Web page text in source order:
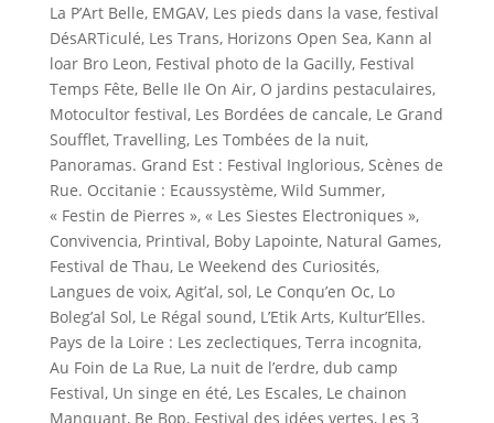
La P’Art Belle, EMGAV, Les pieds dans la vase, festival
DésARTiculé, Les Trans, Horizons Open Sea, Kann al
loar Bro Leon, Festival photo de la Gacilly, Festival
Temps Fête, Belle Ile On Air, O jardins pestaculaires,
Motocultor festival, Les Bordées de cancale, Le Grand
Soufflet, Travelling, Les Tombées de la nuit,
Panoramas. Grand Est : Festival Inglorious, Scènes de
Rue. Occitanie : Ecaussystème, Wild Summer,
« Festin de Pierres », « Les Siestes Electroniques »,
Convivencia, Printival, Boby Lapointe, Natural Games,
Festival de Thau, Le Weekend des Curiosités,
Langues de voix, Agit’al, sol, Le Conqu’en Oc, Lo
Boleg’al Sol, Le Régal sound, L’Etik Arts, Kultur’Elles.
Pays de la Loire : Les zeclectiques, Terra incognita,
Au Foin de La Rue, La nuit de l’erdre, dub camp
Festival, Un singe en été, Les Escales, Le chainon
Manquant, Be Bop, Festival des idées vertes, Les 3